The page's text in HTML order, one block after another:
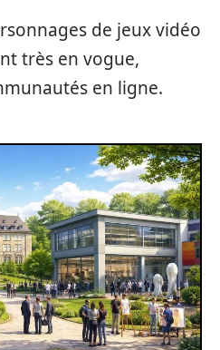
de jeux vidéo
très en vogue,
en ligne.